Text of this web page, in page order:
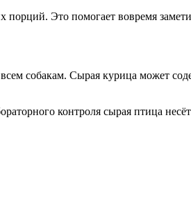
Это помогает вовремя
собакам. Сырая курица может
контроля сырая птица